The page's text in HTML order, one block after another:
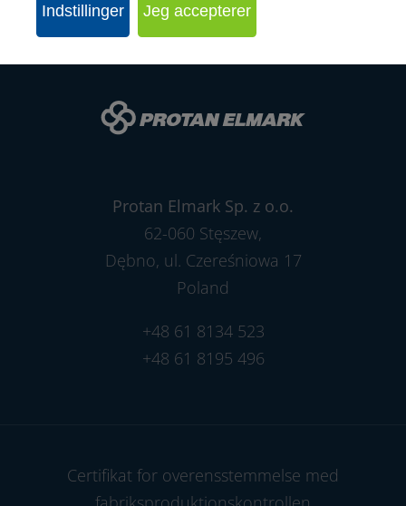
Protan Elmark Sp. z o.o.
62-060 Stęszew,
Dębno, ul. Czereśniowa 17
Poland
+48 61 8134 523
+48 61 8195 496
Certifikat for overensstemmelse med
Indstillinger Jeg accepterer